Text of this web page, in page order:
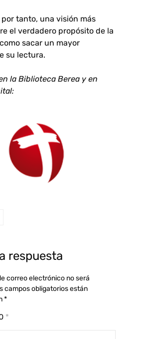
por tanto, una visión más
el verdadero propósito de la
sacar un mayor
su lectura.
la Biblioteca Berea y en
respuesta
correo electrónico no será
campos obligatorios están
*
*